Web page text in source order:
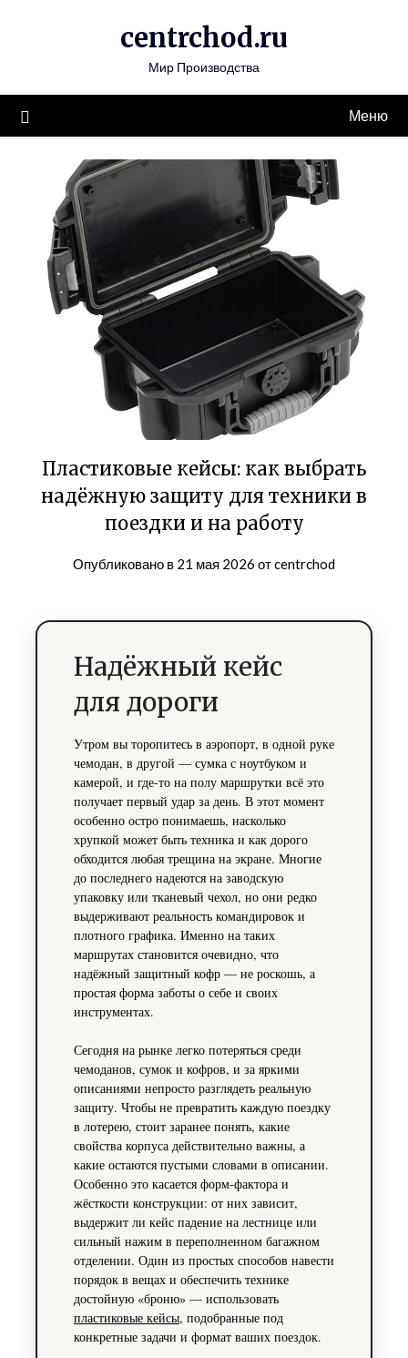
centrchod.ru
Мир Производства
Меню
Пластиковые кейсы: как выбрать
надёжную защиту для техники в
поездки и на работу
Опубликовано в 21 мая 2026 отcentrchod
Надёжный кейс
для дороги
Утром вы торопитесь в аэропорт, в одной руке
чемодан, в другой — сумка с ноутбуком и
камерой, и где-то на полу маршрутки всё это
получает первый удар за день. В этот момент
особенно остро понимаешь, насколько
хрупкой может быть техника и как дорого
обходится любая трещина на экране. Многие
до последнего надеются на заводскую
упаковку или тканевый чехол, но они редко
выдерживают реальность командировок и
плотного графика. Именно на таких
маршрутах становится очевидно, что
надёжный защитный кофр — не роскошь, а
простая форма заботы о себе и своих
инструментах.
Сегодня на рынке легко потеряться среди
чемоданов, сумок и кофров, и за яркими
описаниями непросто разглядеть реальную
защиту. Чтобы не превратить каждую поездку
в лотерею, стоит заранее понять, какие
свойства корпуса действительно важны, а
какие остаются пустыми словами в описании.
Особенно это касается форм‑фактора и
жёсткости конструкции: от них зависит,
выдержит ли кейс падение на лестнице или
сильный нажим в переполненном багажном
отделении. Один из простых способов навести
порядок в вещах и обеспечить технике
достойную «броню» — использовать
пластиковые кейсы, подобранные под
конкретные задачи и формат ваших поездок.